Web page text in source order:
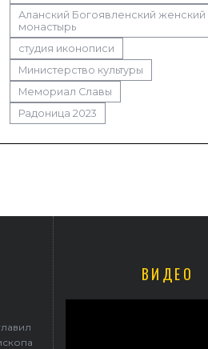
Аланский Богоявленский женский
монастырь
студия иконописи
Министерство культуры
Мемориал Славы
Радоница 2023
престольные торжества в
ВИДЕО